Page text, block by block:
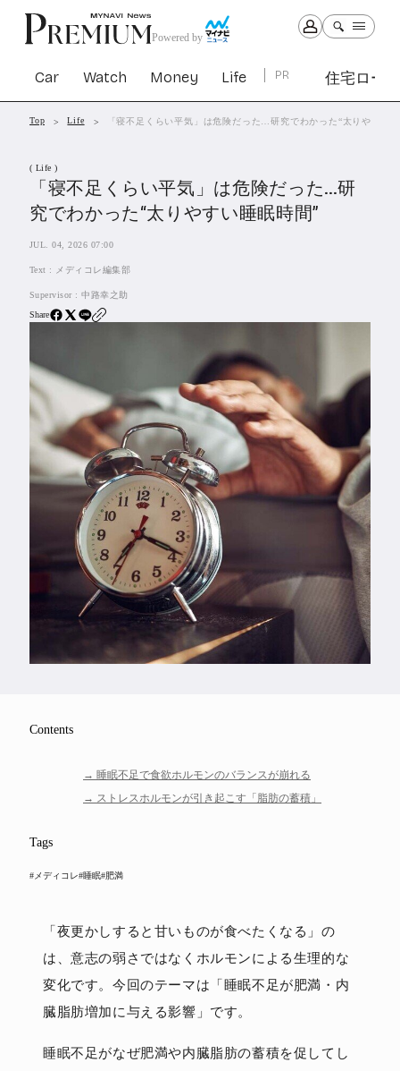
Powered by
Car Watch Money Life PR 住宅ロー
Car Watch Money Life
住宅ローン
SBIネオトレード証券
特集&連載記事
Feature
Series
Top Life 「寝不足くらい平気」は危険だった…研究でわかった“太りやすい
( Life )
「寝不足くらい平気」は危険だった…研
究でわかった“太りやすい睡眠時間”
JUL. 04, 2026 07:00
Text : メディコレ編集部
Supervisor :中路幸之助
Share
Contents
睡眠不足で食欲ホルモンのバランスが崩れる
ストレスホルモンが引き起こす「脂肪の蓄積」
Tags
#メディコレ#睡眠#肥満
「夜更かしすると甘いものが食べたくなる」の
は、意志の弱さではなくホルモンによる生理的な
変化です。今回のテーマは「睡眠不足が肥満・内
臓脂肪増加に与える影響」です。
睡眠不足がなぜ肥満や内臓脂肪の蓄積を促してし